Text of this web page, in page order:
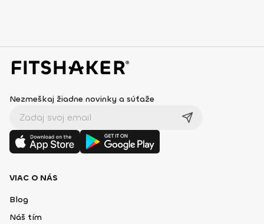
Nezmeškaj žiadne novinky a súťaže
VIAC O NÁS
Blog
Náš tím